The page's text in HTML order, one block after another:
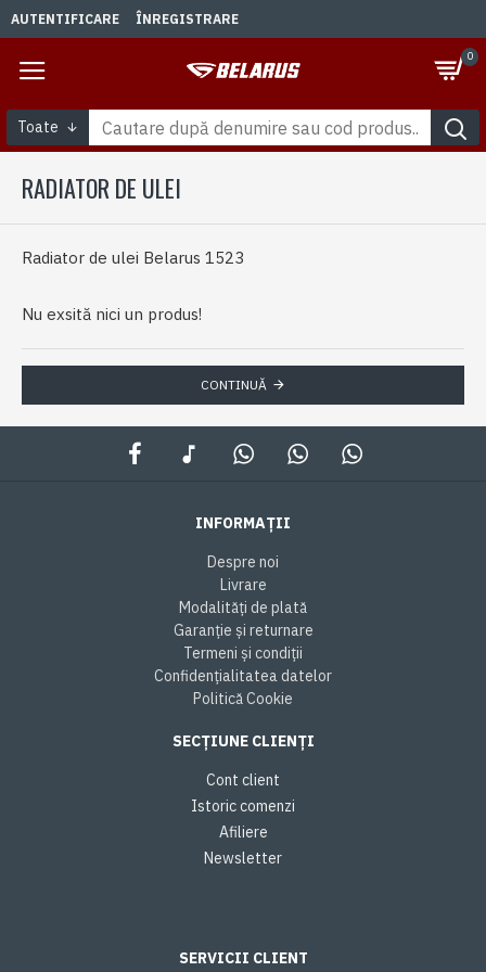
AUTENTIFICARE ÎNREGISTRARE
0
Toate
RADIATOR DE ULEI
Radiator de ulei Belarus 1523
Nu exsită nici un produs!
CONTINUĂ
INFORMAȚII
Despre noi
Livrare
Modalități de plată
Garanție și returnare
Termeni și condiții
Confidențialitatea datelor
Politică Cookie
SECȚIUNE CLIENȚI
Cont client
Istoric comenzi
Afiliere
Newsletter
SERVICII CLIENT